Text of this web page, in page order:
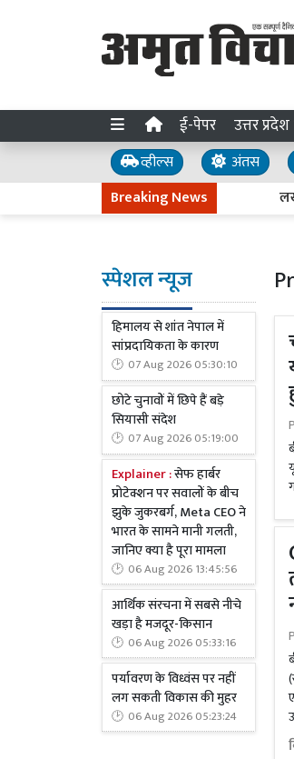
ई-पेपर उत्तर प्रदेश
व्हील्स अंतस
Breaking News
स्पेशल न्यूज
हिमालय से शांत नेपाल में
सांप्रदायिकता के कारण
07 Aug 2026 05:30:10
छोटे चुनावों में छिपे हैं बड़े
सियासी संदेश
07 Aug 2026 05:19:00
Explainer :सेफ हार्बर
प्रोटेक्शन पर सवालों के बीच
झुके जुकरबर्ग, Meta CEO ने
भारत के सामने मानी गलती,
जानिए क्या है पूरा मामला
06 Aug 2026 13:45:56
आर्थिक संरचना में सबसे नीचे
खड़ा है मजदूर-किसान
06 Aug 2026 05:33:16
पर्यावरण के विध्वंस पर नहीं
लग सकती विकास की मुहर
06 Aug 2026 05:23:24